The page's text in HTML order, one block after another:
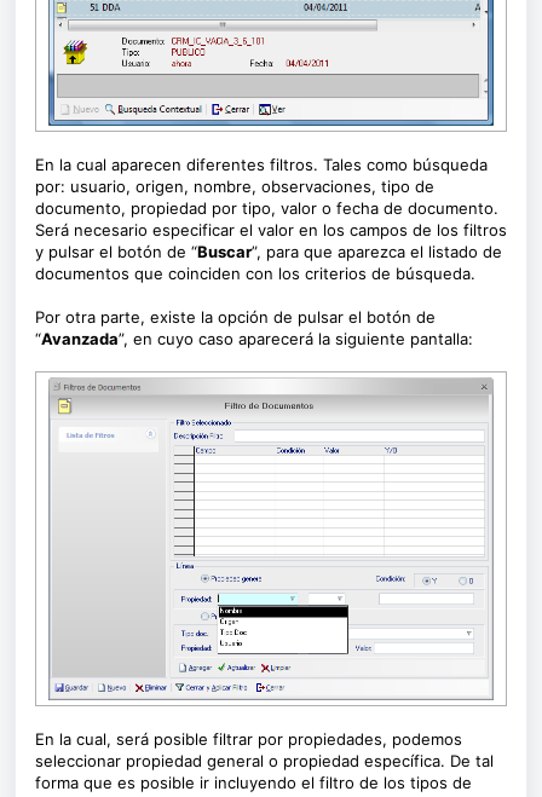
En la cual aparecen diferentes filtros. Tales como búsqueda
por: usuario, origen, nombre, observaciones, tipo de
documento, propiedad por tipo, valor o fecha de documento.
Será necesario especificar el valor en los campos de los filtros
y pulsar el botón de “Buscar”, para que aparezca el listado de
documentos que coinciden con los criterios de búsqueda.
Por otra parte, existe la opción de pulsar el botón de
“Avanzada”, en cuyo caso aparecerá la siguiente pantalla:
En la cual, será posible filtrar por propiedades, podemos
seleccionar propiedad general o propiedad específica. De tal
forma que es posible ir incluyendo el filtro de los tipos de